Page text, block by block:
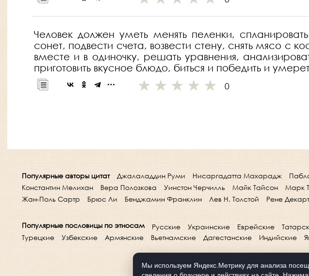
Человек должен уметь менять пеленки,
сонет, подвести счета, возвести стену, снять мясо с
вместе и в одиночку, решать уравнения,
приготовить вкусное блюдо, биться и победить и
0
Популярные авторы цитат Джалаладдин Руми Нисаргадатта Махарадж
Константин Мелихан
Вера Полозкова Уинстон Черчилль Майк Тайсон Марк
Жан-Поль Сартр
Брюс Ли Бенджамин Франклин Лев Н. Толстой Рене Декарт
Популярные пословицы по этносам Русские Украинские Еврейские
Турецкие
Узбекские Армянские Вьетнамские Дагестанские Индийские
Мы используем Яндекс.Метрику для анализа